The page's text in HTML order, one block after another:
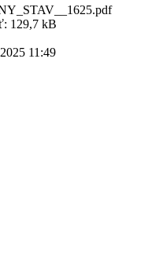
129,7 kB
11:49